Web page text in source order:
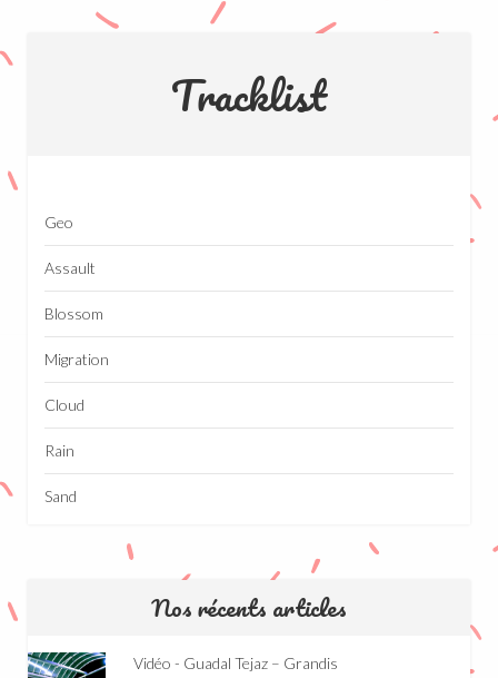
Tracklist
Geo
Assault
Blossom
Migration
Cloud
Rain
Sand
Nos récents articles
Vidéo - Guadal Tejaz – Grandis